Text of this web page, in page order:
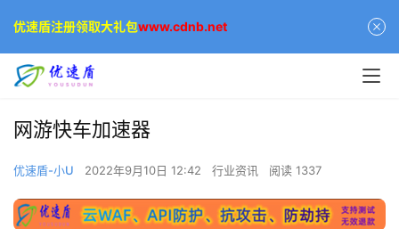
网游快车加速器
优速盾-小U 2022年9月10日 12:42 行业资讯 阅读 1337
优速盾注册领取大礼包www.cdnb.net